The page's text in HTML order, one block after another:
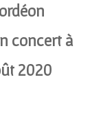
concert à
2020